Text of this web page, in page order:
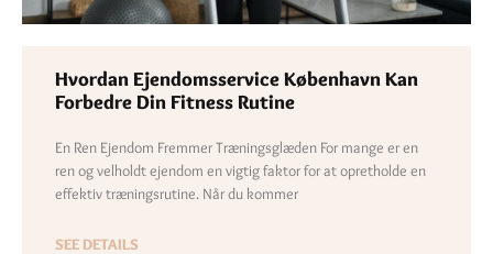
Hvordan Ejendomsservice København Kan
Forbedre Din Fitness Rutine
En Ren Ejendom Fremmer Træningsglæden For mange er en
ren og velholdt ejendom en vigtig faktor for at opretholde en
effektiv træningsrutine. Når du kommer
SEE DETAILS